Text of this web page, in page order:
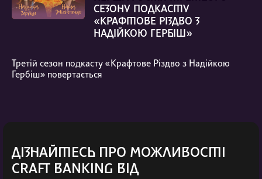
СЕЗОНУ ПОДКАСТУ
«КРАФТОВЕ РІЗДВО З
НАДІЙКОЮ ГЕРБІШ»
Третій сезон подкасту «Крафтове Різдво з Надійкою
Гербіш» повертається
ДІЗНАЙТЕСЬ ПРО МОЖЛИВОСТІ
CRAFT BANKING ВІД